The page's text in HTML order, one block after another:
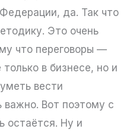
да. Так что
Это очень
что переговоры —
в бизнесе, но и
вести
важно. Вот поэтому с
остаётся. Ну и